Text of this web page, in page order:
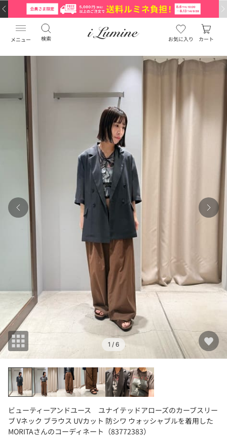
メニュー 検索 お気に入り カート
1 / 6
ビューティーアンドユース ユナイテッドアローズのカーブスリー
ブ Vネック ブラウス UVカット 防シワ ウォッシャブルを着用した
MORITAさんのコーディネート（83772383）